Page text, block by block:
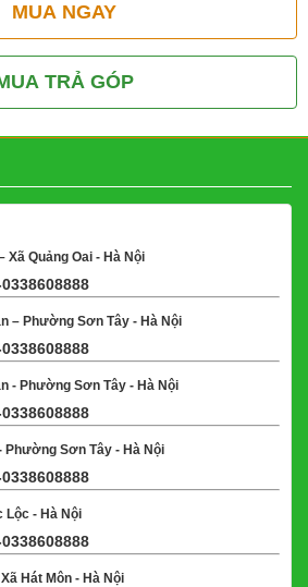
MUA NGAY
TRẢ GÓP
Quảng Oai - Hà Nội
– Phường Sơn Tây - Hà Nội
- Phường Sơn Tây - Hà Nội
Sơn Tây - Hà Nội
Lộc - Hà Nội
Hát Môn - Hà Nội